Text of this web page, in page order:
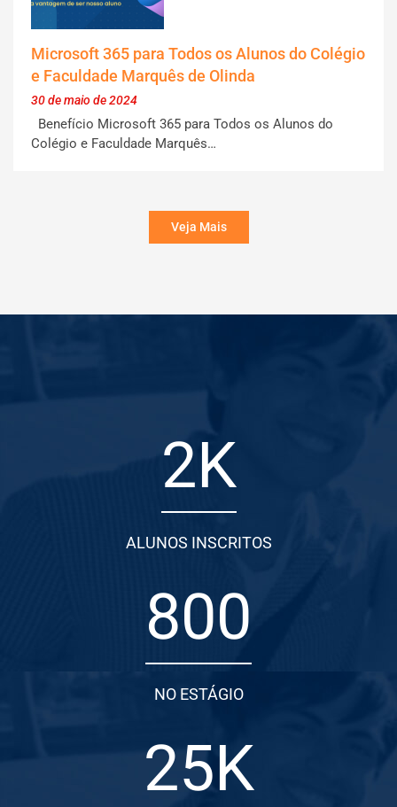
Microsoft 365 para Todos os Alunos do Colégio
e Faculdade Marquês de Olinda
30 de maio de 2024
Benefício Microsoft 365 para Todos os Alunos do
Colégio e Faculdade Marquês…
Veja Mais
2K
ALUNOS INSCRITOS
800
NO ESTÁGIO
25K